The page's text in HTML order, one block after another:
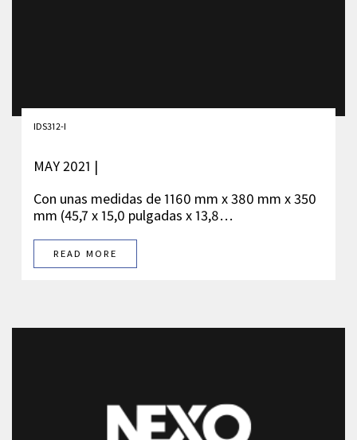
IDS312-I
MAY 2021 |
Con unas medidas de 1160 mm x 380 mm x 350
mm (45,7 x 15,0 pulgadas x 13,8…
READ MORE